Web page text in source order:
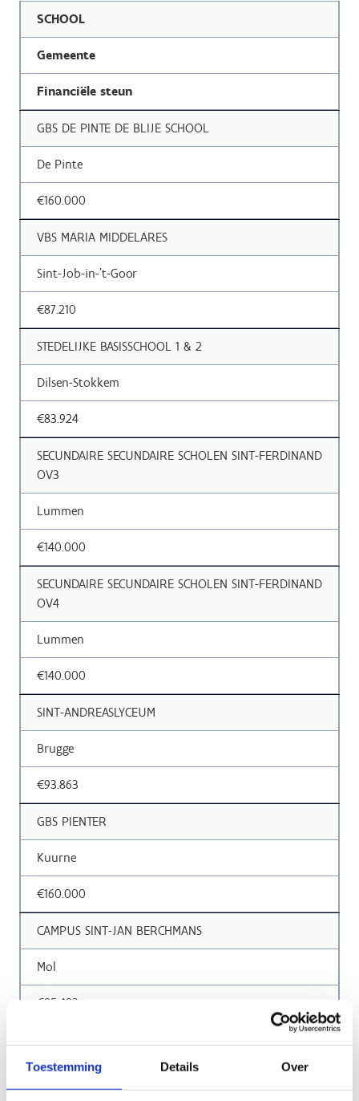
Toestemming Details Over
SCHOOL
Gemeente
Financiële steun
GBS DE PINTE DE BLIJE SCHOOL
De Pinte
€160.000
VBS MARIA MIDDELARES
Sint-Job-in-'t-Goor
€87.210
STEDELIJKE BASISSCHOOL 1 & 2
Dilsen-Stokkem
€83.924
SECUNDAIRE SECUNDAIRE SCHOLEN SINT-FERDINAND
OV3
Lummen
€140.000
SECUNDAIRE SECUNDAIRE SCHOLEN SINT-FERDINAND
OV4
Lummen
€140.000
SINT-ANDREASLYCEUM
Brugge
€93.863
GBS PIENTER
Kuurne
€160.000
CAMPUS SINT-JAN BERCHMANS
Mol
€85.483
Muizen